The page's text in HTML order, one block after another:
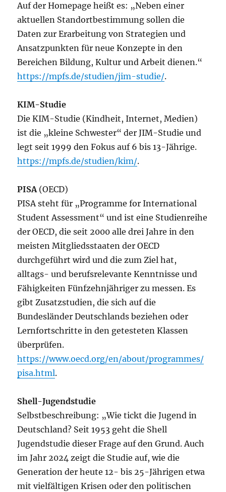
Auf der Homepage heißt es: „Neben einer
aktuellen Standortbestimmung sollen die
Daten zur Erarbeitung von Strategien und
Ansatzpunkten für neue Konzepte in den
Bereichen Bildung, Kultur und Arbeit dienen.“
https://mpfs.de/studien/jim-studie/.
KIM-Studie
Die KIM-Studie (Kindheit, Internet, Medien)
ist die „kleine Schwester“ der JIM-Studie und
legt seit 1999 den Fokus auf 6 bis 13-Jährige.
https://mpfs.de/studien/kim/.
PISA(OECD)
PISA steht für „Programme for International
Student Assessment“ und ist eine Studienreihe
der OECD, die seit 2000 alle drei Jahre in den
meisten Mitgliedsstaaten der OECD
durchgeführt wird und die zum Ziel hat,
alltags- und berufsrelevante Kenntnisse und
Fähigkeiten Fünfzehnjähriger zu messen. Es
gibt Zusatzstudien, die sich auf die
Bundesländer Deutschlands beziehen oder
Lernfortschritte in den getesteten Klassen
überprüfen.
https://www.oecd.org/en/about/programmes/
pisa.html.
Shell-Jugendstudie
Selbstbeschreibung: „Wie tickt die Jugend in
Deutschland? Seit 1953 geht die Shell
Jugendstudie dieser Frage auf den Grund. Auch
im Jahr 2024 zeigt die Studie auf, wie die
Generation der heute 12- bis 25-Jährigen etwa
mit vielfältigen Krisen oder den politischen